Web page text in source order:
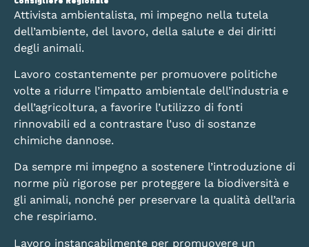
Attivista ambientalista, mi impegno nella tutela
dell’ambiente, del lavoro, della salute e dei diritti
degli animali.
Lavoro costantemente per promuovere politiche
volte a ridurre l’impatto ambientale dell’industria e
dell’agricoltura, a favorire l’utilizzo di fonti
rinnovabili ed a contrastare l’uso di sostanze
chimiche dannose.
Da sempre mi impegno a sostenere l’introduzione di
norme più rigorose per proteggere la biodiversità e
gli animali, nonché per preservare la qualità dell’aria
che respiriamo.
Lavoro instancabilmente per promuovere un